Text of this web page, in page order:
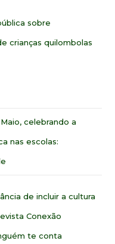
sobre
crianças quilombolas
Maio, celebrando a
nas escolas:
de incluir a cultura
Conexão
te conta